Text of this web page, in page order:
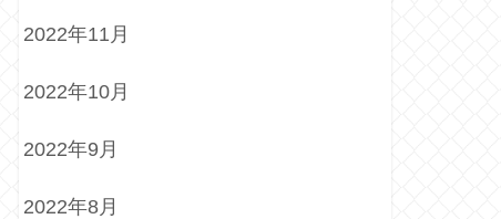
2022年11月
2022年10月
2022年9月
2022年8月